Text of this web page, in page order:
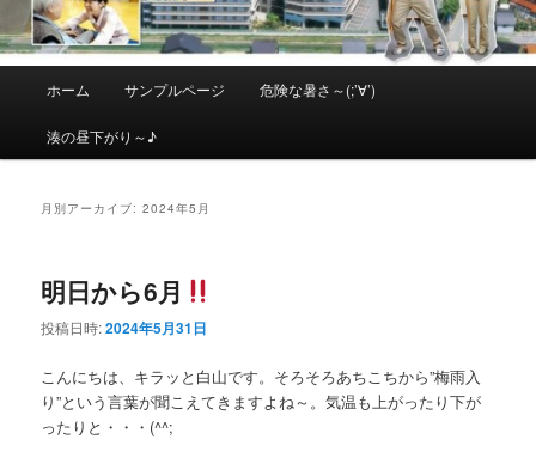
メ
ホーム サンプルページ 危険な暑さ～(;’∀’)
湊の昼下がり～♪
月別アーカイブ:2024年5月
明日から6月
投稿日時:2024年5月31日
こんにちは、キラッと白山です。そろそろあちこちから”梅雨入
り”という言葉が聞こえてきますよね～。気温も上がったり下が
ったりと・・・(^^;